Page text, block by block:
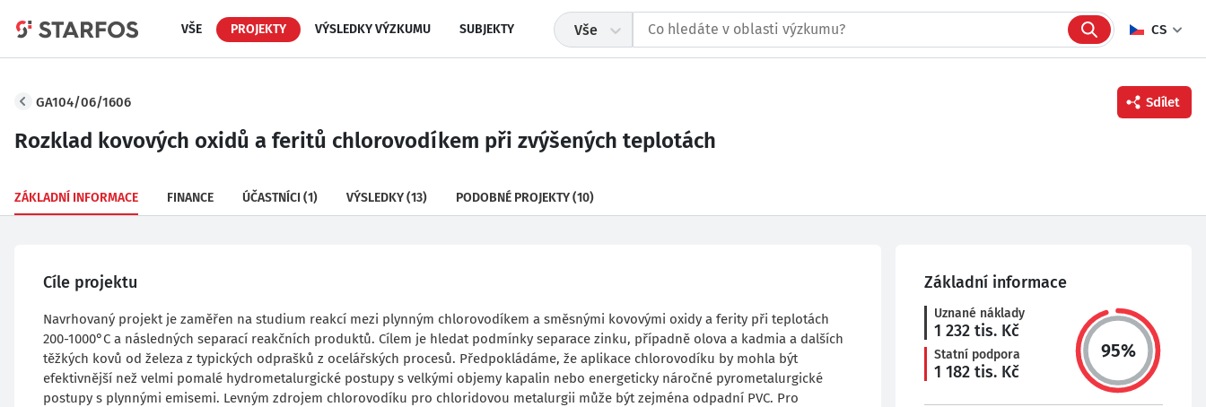
VŠE PROJEKTY VÝSLEDKY VÝZKUMU SUBJEKTY Vše CS
Twitter
GA104/06/1606 Sdílet
Rozklad kovových oxidů a feritů chlorovodíkem při zvýšených teplotách
ZÁKLADNÍ INFORMACE FINANCE ÚČASTNÍCI (1) VÝSLEDKY(13) PODOBNÉ PROJEKTY(10)
Cíle projektu
Navrhovaný projekt je zaměřen na studium reakcí mezi plynným chlorovodíkem a směsnými kovovými oxidy a ferity při teplotách
200-1000°C a následných separací reakčních produktů. Cílem je hledat podmínky separace zinku, případně olova a kadmia a dalších
těžkých kovů od železa z typických odprašků z ocelářských procesů. Předpokládáme, že aplikace chlorovodíku by mohla být
efektivnější než velmi pomalé hydrometalurgické postupy s velkými objemy kapalin nebo energeticky náročné pyrometalurgické
postupy s plynnými emisemi. Levným zdrojem chlorovodíku pro chloridovou metalurgii může být zejména odpadní PVC. Pro
Základní informace
Uznané náklady
1 232 tis. Kč
Statní podpora
1 182 tis. Kč
95%